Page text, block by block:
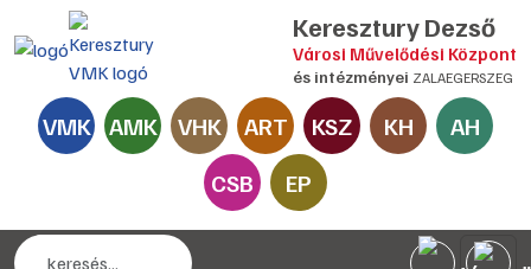
Keresztury Dezső
Városi Művelődési Központ
és intézményei ZALAEGERSZEG
VMK AMK VHK ART KSZ KH
AH
CSB
EP